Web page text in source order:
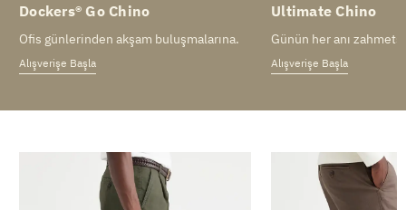
Dockers® Go Chino
Ofis günlerinden akşam buluşmalarına.
Alışverişe Başla
Ultimate Chino
Günün her anı
Alışverişe Başla